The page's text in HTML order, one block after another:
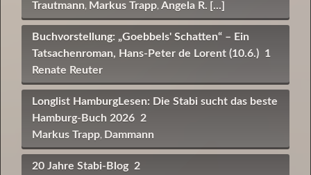
Trautmann, Markus Trapp, Angela R. [...]
Buchvorstellung: „Goebbels' Schatten“ – Ein
Tatsachenroman, Hans-Peter de Lorent (10.6.) 1
Renate Reuter
Longlist HamburgLesen: Die Stabi sucht das beste
Hamburg-Buch 2026 2
Markus Trapp, Dammann
20 Jahre Stabi-Blog 2